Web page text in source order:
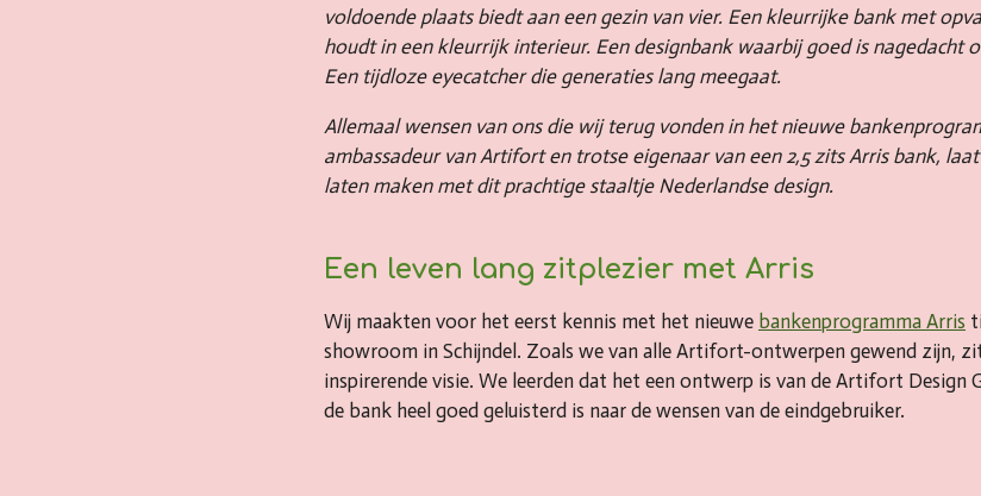
voldoende plaats biedt aan een gezin van vier. Een kleurrijke bank met
houdt in een kleurrijk interieur. Een designbank waarbij goed is nagedacht
Een tijdloze eyecatcher die generaties lang meegaat.
Allemaal wensen van ons die wij terug vonden in het nieuwe
ambassadeur van Artifort en trotse eigenaar van een 2,5 zits Arris bank,
laten maken met dit prachtige staaltje Nederlandse design.
Een leven lang zitplezier met Arris
Wij maakten voor het eerst kennis met het nieuwe bankenprogramma Arris
showroom in Schijndel. Zoals we van alle Artifort-ontwerpen gewend zijn,
inspirerende visie. We leerden dat het een ontwerp is van de Artifort Design
de bank heel goed geluisterd is naar de wensen van de eindgebruiker.